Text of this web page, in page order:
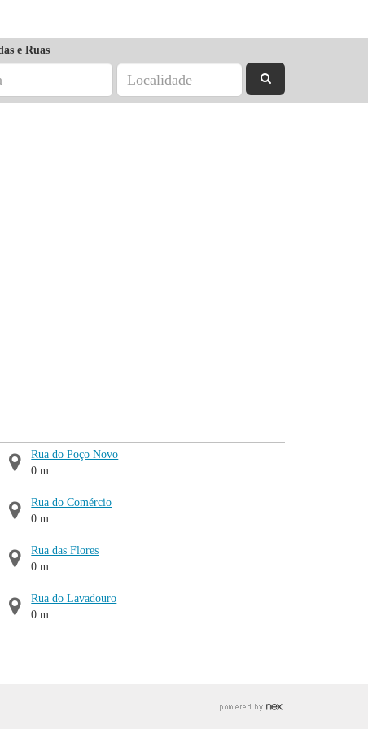
e Ruas
Rua do Poço Novo
0 m
Rua do Comércio
0 m
Rua das Flores
0 m
Rua do Lavadouro
0 m